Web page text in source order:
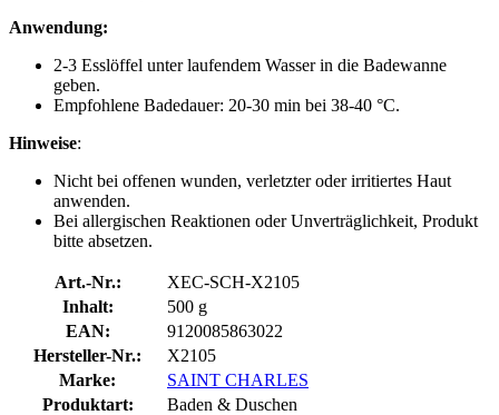
Anwendung:
2-3 Esslöffel unter laufendem Wasser in die Badewanne
geben.
Empfohlene Badedauer: 20-30 min bei 38-40 °C.
Hinweise:
Nicht bei offenen wunden, verletzter oder irritiertes Haut
anwenden.
Bei allergischen Reaktionen oder Unverträglichkeit, Produkt
bitte absetzen.
Art.-Nr.:
XEC-SCH-X2105
Inhalt:
500 g
EAN:
9120085863022
Hersteller-Nr.:
X2105
Marke:
SAINT CHARLES
Produktart:
Baden & Duschen